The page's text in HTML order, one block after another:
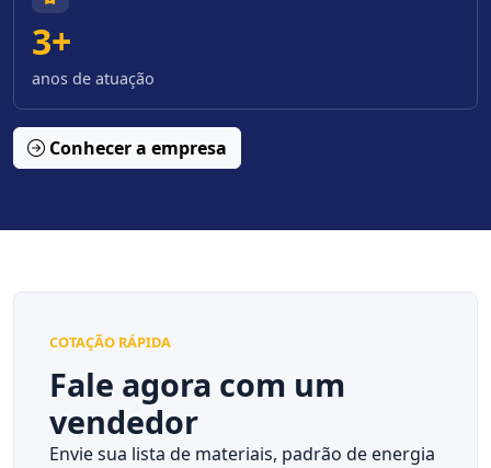
3+
anos de atuação
Conhecer a empresa
COTAÇÃO RÁPIDA
Fale agora com um
vendedor
Envie sua lista de materiais, padrão de energia